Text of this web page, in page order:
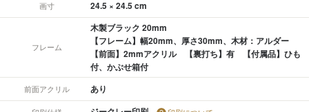
画寸 24.5 × 24.5 cm
フレーム
木製ブラック 20mm
【フレーム】幅20mm、厚さ30mm、木材：アルダー
【前面】2mmアクリル 【裏打ち】有 【付属品】ひも
付、かぶせ箱付
前面アクリル あり